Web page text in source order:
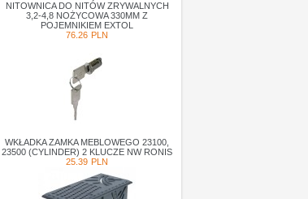
NITOWNICA DO NITÓW ZRYWALNYCH
3,2-4,8 NOŻYCOWA 330MM Z
POJEMNIKIEM EXTOL
76.26 PLN
WKŁADKA ZAMKA MEBLOWEGO 23100,
23500 (CYLINDER) 2 KLUCZE NW RONIS
25.39 PLN